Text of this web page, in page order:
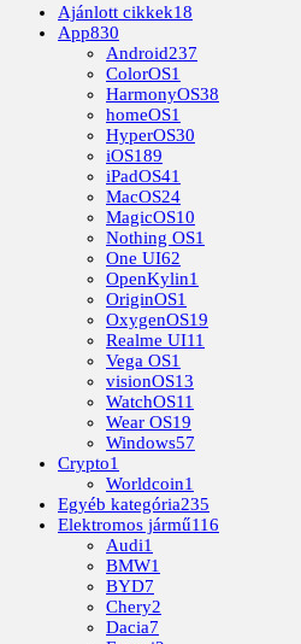
Ajánlott cikkek18
App830
Android237
ColorOS1
HarmonyOS38
homeOS1
HyperOS30
iOS189
iPadOS41
MacOS24
MagicOS10
Nothing OS1
One UI62
OpenKylin1
OriginOS1
OxygenOS19
Realme UI11
Vega OS1
visionOS13
WatchOS11
Wear OS19
Windows57
Crypto1
Worldcoin1
Egyéb kategória235
Elektromos jármű116
Audi1
BMW1
BYD7
Chery2
Dacia7